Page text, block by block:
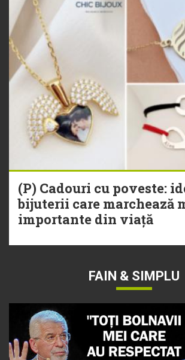
(P) Cadouri cu poveste:
bijuterii care marchează
importante din viață
FAIN & SIMPLU